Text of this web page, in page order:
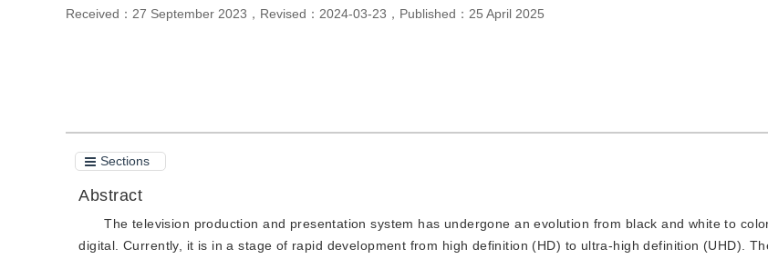
Received： 27 September 2023 ， Revised： 2024-03-23 ， Published： 25 April 2025
Sections
Abstract
The television production and presentation system has undergone an evolution from black and white to
digital. Currently, it is in a stage of rapid development from high definition (HD) to ultra-high definition (UHD).